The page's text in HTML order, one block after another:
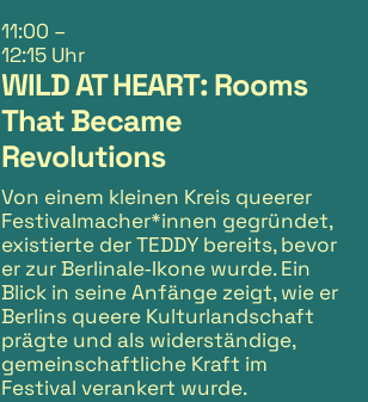
11:00 –
12:15 Uhr
WILD AT HEART: Rooms
That Became
Revolutions
Von einem kleinen Kreis queerer
Festivalmacher*innen gegründet,
existierte der TEDDY bereits, bevor
er zur Berlinale‑Ikone wurde. Ein
Blick in seine Anfänge zeigt, wie er
Berlins queere Kulturlandschaft
prägte und als widerständige,
gemeinschaftliche Kraft im
Festival verankert wurde.